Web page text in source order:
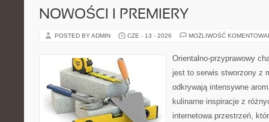
NOWOŚCI I PREMIERY
POSTED BY ADMIN CZE - 13 - 2026 MOŻLIWOŚĆ
Orientalno-przyprawowy
jest to serwis stworzony z
odkrywają intensywne
kulinarne inspiracje z
internetowa przestrzeń,